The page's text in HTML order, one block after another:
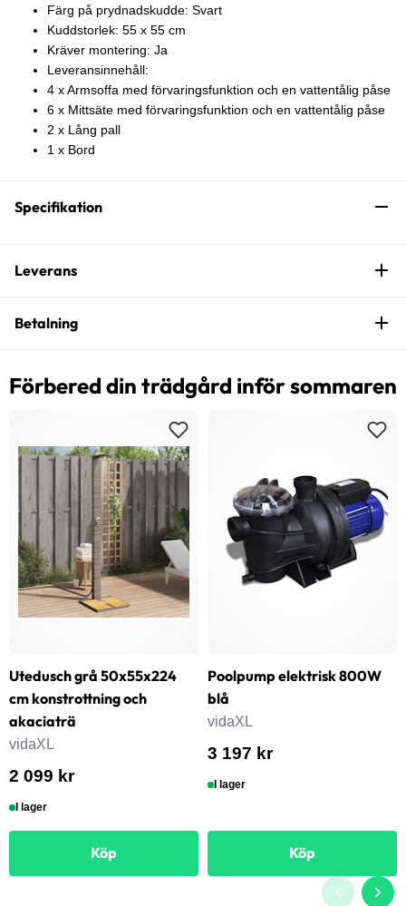
Färg på prydnadskudde: Svart
Kuddstorlek: 55 x 55 cm
Kräver montering: Ja
Leveransinnehåll:
4 x Armsoffa med förvaringsfunktion och en vattentålig påse
6 x Mittsäte med förvaringsfunktion och en vattentålig påse
2 x Lång pall
1 x Bord
Specifikation
Leverans
Betalning
Förbered din trädgård inför sommaren
Utedusch grå 50x55x224
cm konstrottning och
akaciaträ
vidaXL
2 099 kr
I lager
Köp
Poolpump elektrisk 800W
blå
vidaXL
3 197 kr
I lager
Köp